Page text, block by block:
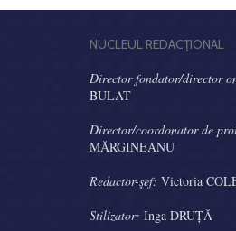
NUCLEUL REDACŢIONAL
Director fondator/director
BULAT
Director/coordonator de
MĂRGINEANU
Redactor-şef: Victoria
Stilizator: Inga DRUȚĂ